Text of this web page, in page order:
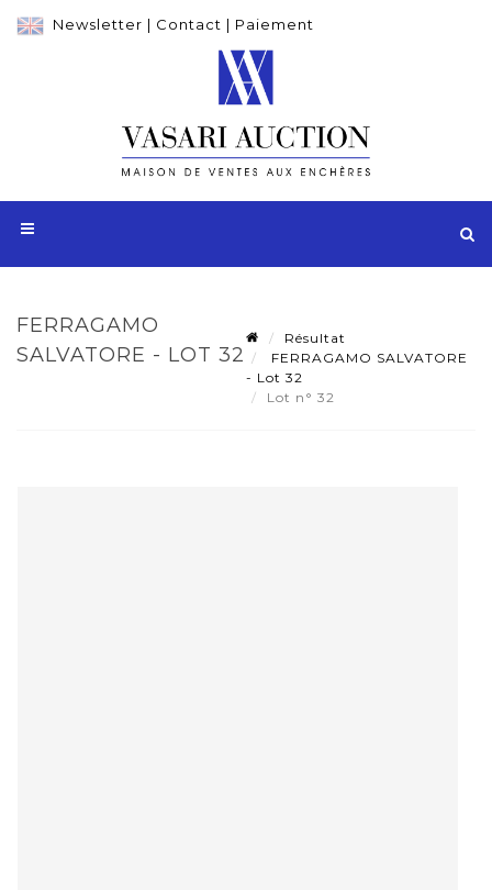
Newsletter | Contact | Paiement
FERRAGAMO
SALVATORE - LOT 32
Résultat
FERRAGAMO SALVATORE
- Lot 32
Lot n° 32